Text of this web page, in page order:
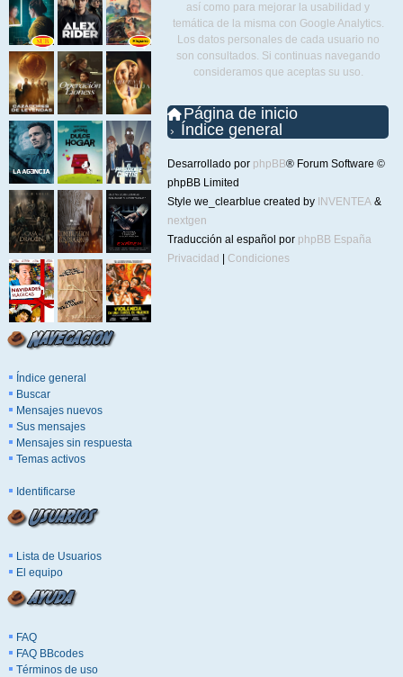
Índice general
Buscar
Mensajes nuevos
Sus mensajes
Mensajes sin respuesta
Temas activos
Identificarse
Lista de Usuarios
El equipo
FAQ
FAQ BBcodes
Términos de uso
así como para mejorar la usabilidad y
temática de la misma con Google Analytics.
Los datos personales de cada usuario no
son consultados. Si continuas navegando
consideramos que aceptas su uso.
Página de inicio
Índice general
Desarrollado por phpBB® Forum Software ©
phpBB Limited
Style we_clearblue created by INVENTEA &
nextgen
Traducción al español por phpBB España
Privacidad
Condiciones